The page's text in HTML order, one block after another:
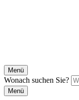
Menü
Wonach suchen Sie?
Menü